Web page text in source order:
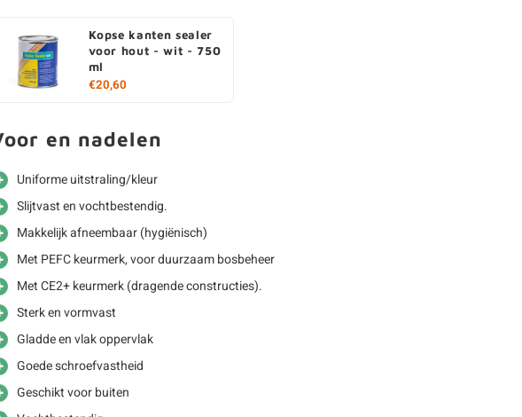
Kopse kanten sealer
voor hout - wit - 750
ml
€20,60
en nadelen
Uniforme uitstraling/kleur
Slijtvast en vochtbestendig.
Makkelijk afneembaar (hygiënisch)
Met PEFC keurmerk, voor duurzaam bosbeheer
Met CE2+ keurmerk (dragende constructies).
Sterk en vormvast
Gladde en vlak oppervlak
Goede schroefvastheid
Geschikt voor buiten